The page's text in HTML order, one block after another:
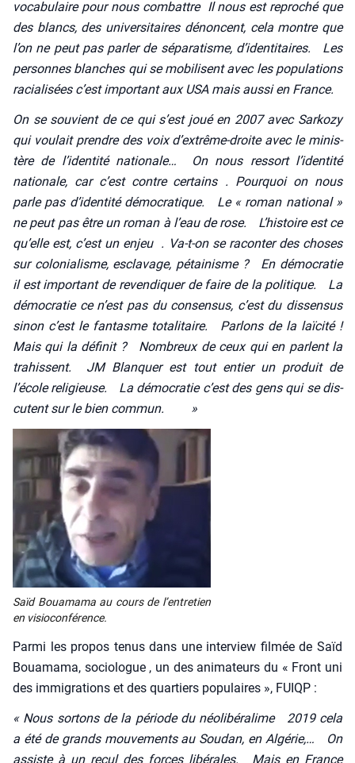
voca­bu­laire pour nous com­battre Il nous est repro­ché que
des blancs, des uni­ver­si­taires dénoncent, cela montre que
l’on ne peut pas par­ler de sépa­ra­tisme, d’identitaires. Les
per­sonnes blanches qui se mobi­lisent avec les popu­la­tions
racia­li­sées c’est impor­tant aux USA mais aus­si en France.
On se sou­vient de ce qui s’est joué en 2007 avec Sar­ko­zy
qui vou­lait prendre des voix d’extrême-droite avec le minis­
tère de l’identité natio­nale… On nous res­sort l’identité
natio­nale, car c’est contre cer­tains . Pour­quoi on nous
parle pas d’identité démo­cra­tique. Le « roman natio­nal »
ne peut pas être un roman à l’eau de rose. L’histoire est ce
qu’elle est, c’est un enjeu . Va-t-on se racon­ter des choses
sur colo­nia­lisme, escla­vage, pétai­nisme ? En démo­cra­tie
il est impor­tant de reven­di­quer de faire de la poli­tique. La
démo­cra­tie ce n’est pas du consen­sus, c’est du dis­sen­sus
sinon c’est le fan­tasme tota­li­taire. Par­lons de la laï­ci­té !
Mais qui la défi­nit ? Nom­breux de ceux qui en parlent la
tra­hissent. JM Blan­quer est tout entier un pro­duit de
l’école reli­gieuse. La démo­cra­tie c’est des gens qui se dis­
cutent sur le bien com­mun. »
Saïd Boua­ma­ma au cours de l’en­tre­tien
en visio­con­fé­rence.
Par­mi les pro­pos tenus dans une inter­view fil­mée de Saïd
Boua­ma­ma, socio­logue , un des ani­ma­teurs du « Front uni
des immi­gra­tions et des quar­tiers popu­laires », FUIQP :
« Nous sor­tons de la période du néo­li­bé­ra­lime 2019 cela
a été de grands mou­ve­ments au Sou­dan, en Algé­rie,… On
assiste à un recul des forces libé­rales. Mais en France